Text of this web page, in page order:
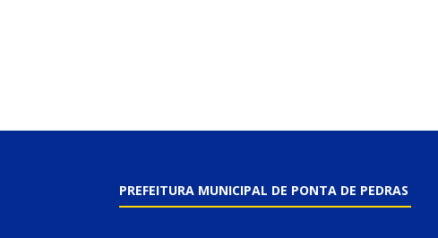
PREFEITURA MUNICIPAL DE PONTA DE PEDRAS